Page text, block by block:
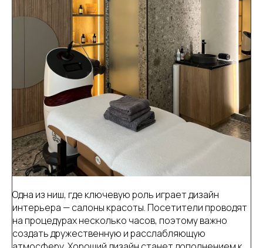
Одна из ниш, где ключевую роль играет дизайн
интерьера — салоны красоты. Посетители проводят
на процедурах несколько часов, поэтому важно
создать дружественную и расслабляющую